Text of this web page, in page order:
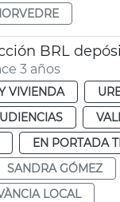
3 años
VIVIENDA
EN PORTADA
SANDRA GÓMEZ
LOCAL